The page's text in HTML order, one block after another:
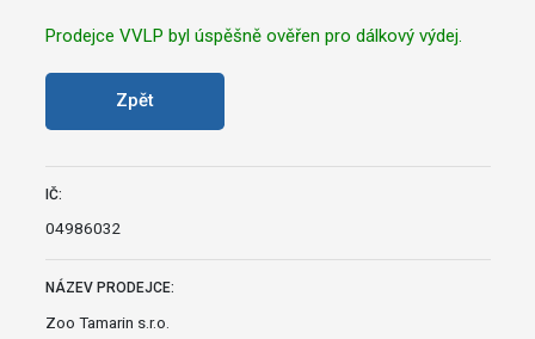
Prodejce VVLP byl úspěšně ověřen pro dálkový výdej.
Zpět
IČ:
04986032
NÁZEV PRODEJCE:
Zoo Tamarin s.r.o.